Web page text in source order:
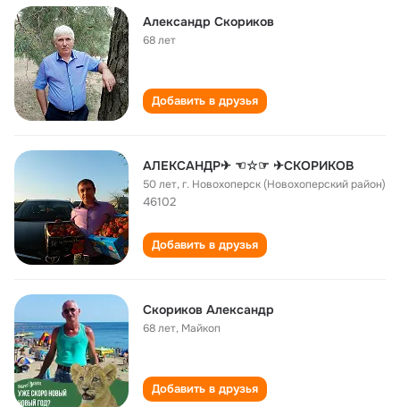
Александр Скориков
68 лет
Добавить в друзья
АЛЕКСАНДР✈ ☜☆☞ ✈СКОРИКОВ
50 лет,г. Новохоперск (Новохоперский район)
46102
Добавить в друзья
Скориков Александр
68 лет, Майкоп
Добавить в друзья